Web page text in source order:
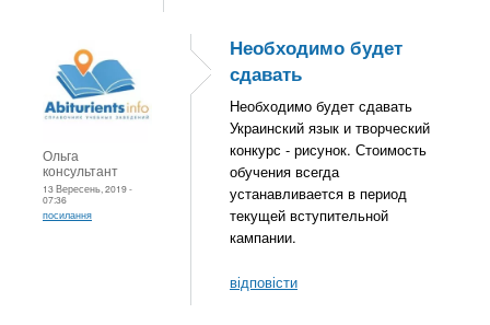
Ольга
консультант
13 Вересень, 2019 -
07:36
посилання
Необходимо будет
сдавать
Необходимо будет сдавать
Украинский язык и творческий
конкурс - рисунок. Стоимость
обучения всегда
устанавливается в период
текущей вступительной
кампании.
відповісти